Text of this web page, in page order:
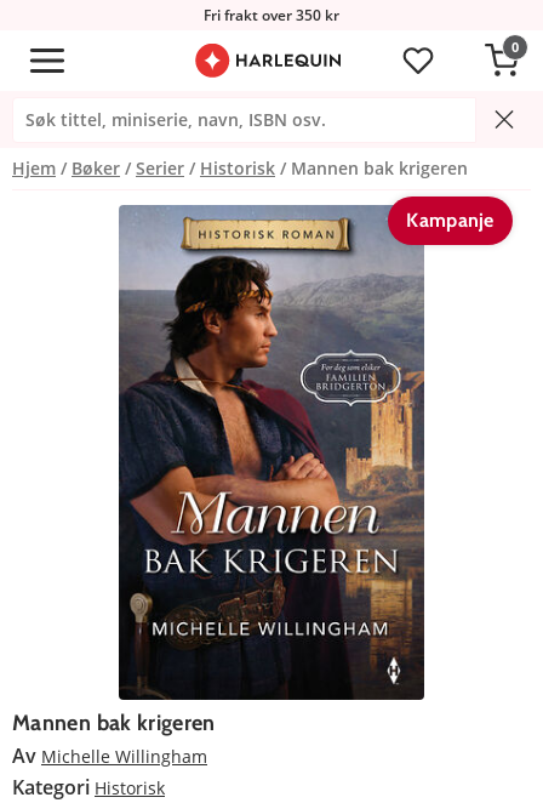
Fri frakt over 350 kr
0
Hjem Bøker Serier Historisk Mannen bak krigeren
Kampanje
Mannen bak krigeren
Av Michelle Willingham
Kategori Historisk